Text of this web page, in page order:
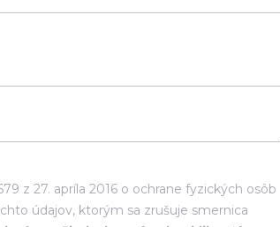
z 27. apríla 2016 o ochrane fyzických osôb
údajov, ktorým sa zrušuje smernica